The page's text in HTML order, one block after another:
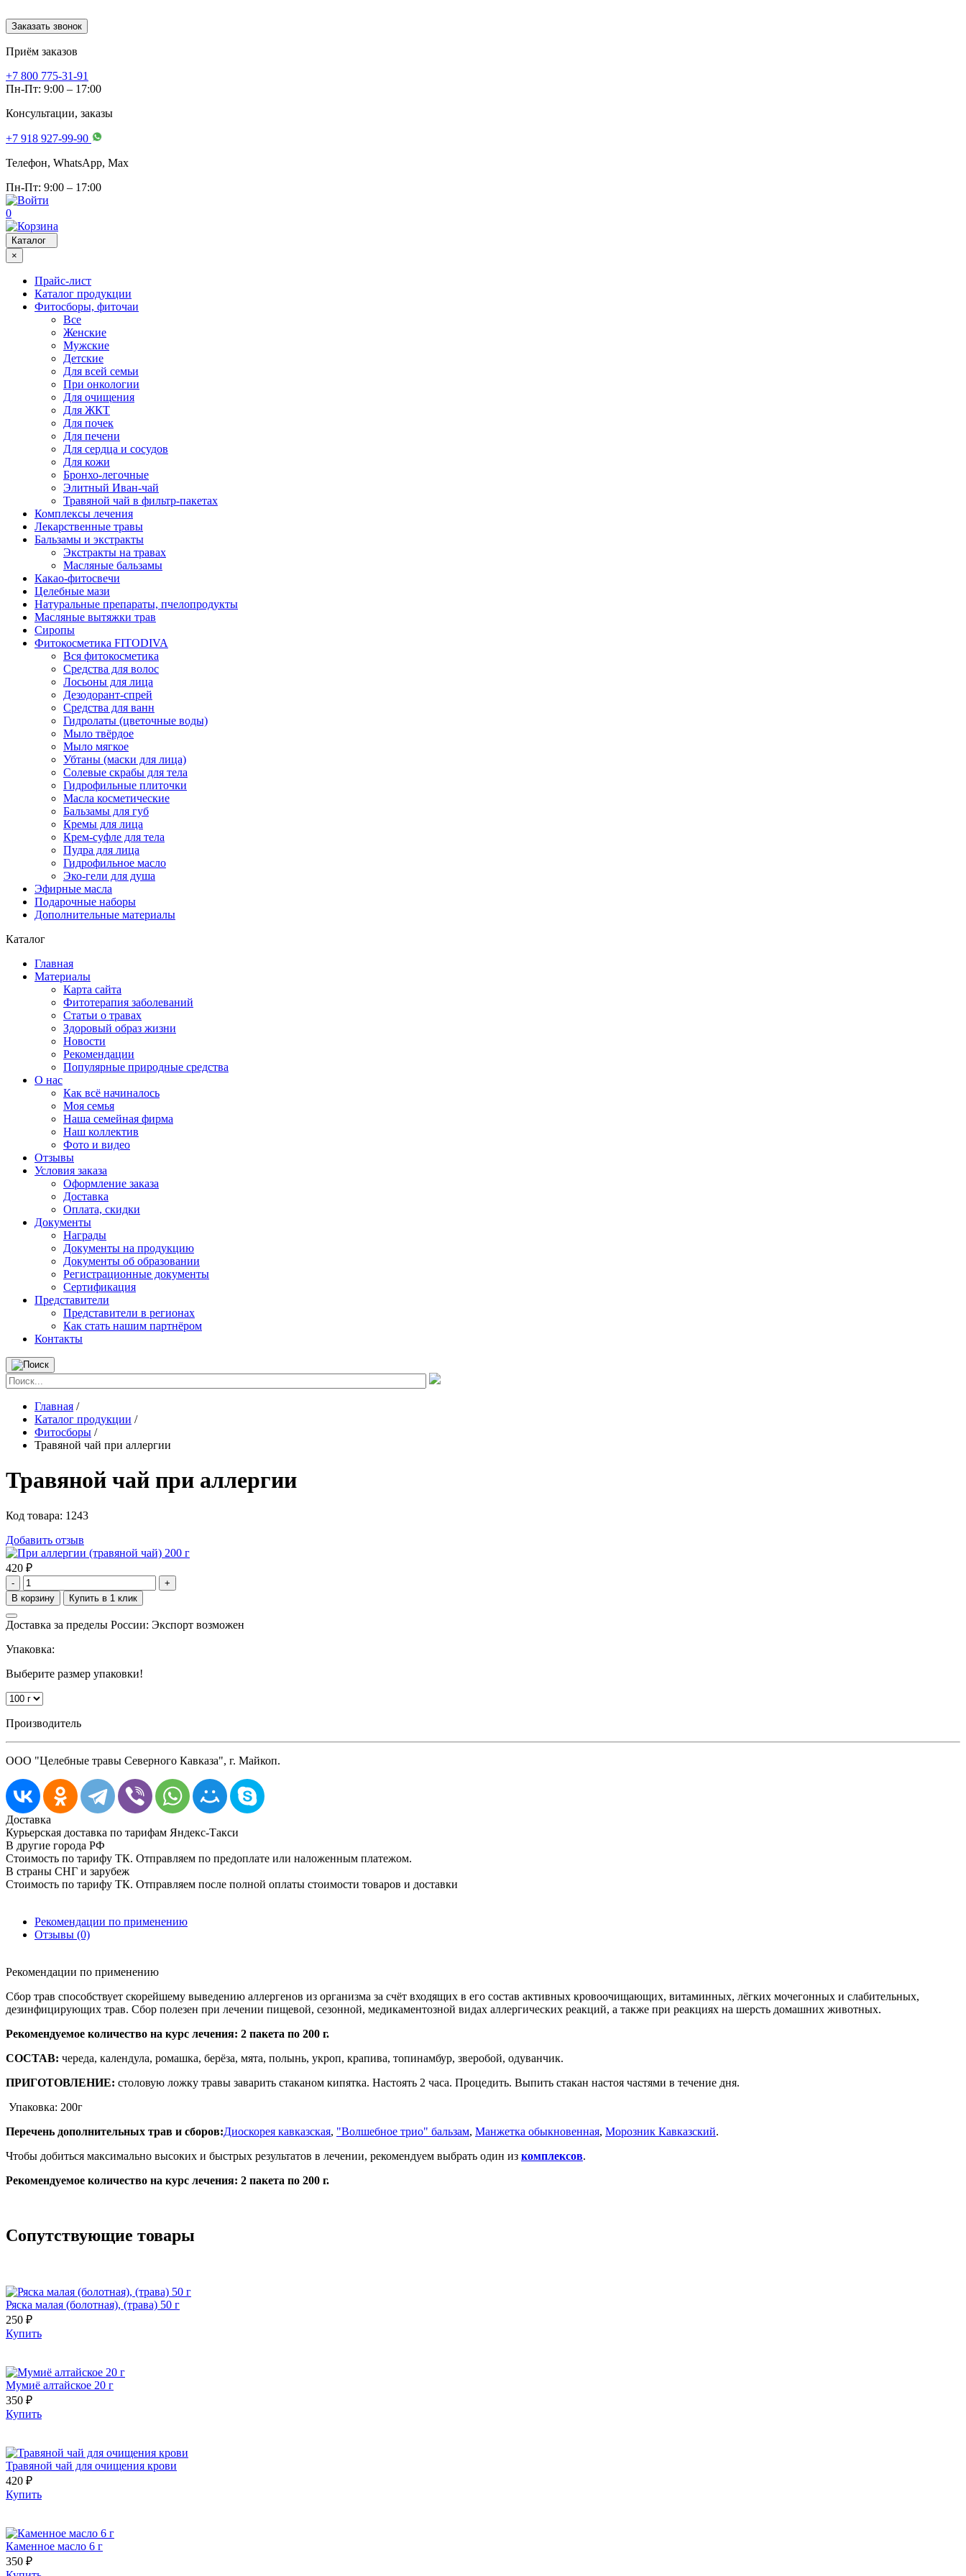
Заказать звонок
Приём заказов
+7 800 775-31-91
Пн-Пт: 9:00 – 17:00
Консультации, заказы
+7 918 927-99-90
Телефон, WhatsApp, Мах
Пн-Пт: 9:00 – 17:00
0
Каталог
×
Прайс-лист
Каталог продукции
Фитосборы, фиточаи
Все
Женские
Мужские
Детские
Для всей семьи
При онкологии
Для очищения
Для ЖКТ
Для почек
Для печени
Для сердца и сосудов
Для кожи
Бронхо-легочные
Элитный Иван-чай
Травяной чай в фильтр-пакетах
Комплексы лечения
Лекарственные травы
Бальзамы и экстракты
Экстракты на травах
Масляные бальзамы
Какао-фитосвечи
Целебные мази
Натуральные препараты, пчелопродукты
Масляные вытяжки трав
Сиропы
Фитокосметика FITODIVA
Вся фитокосметика
Средства для волос
Лосьоны для лица
Дезодорант-спрей
Средства для ванн
Гидролаты (цветочные воды)
Мыло твёрдое
Мыло мягкое
Убтаны (маски для лица)
Солевые скрабы для тела
Гидрофильные плиточки
Масла косметические
Бальзамы для губ
Кремы для лица
Крем-суфле для тела
Пудра для лица
Гидрофильное масло
Эко-гели для душа
Эфирные масла
Подарочные наборы
Дополнительные материалы
Каталог
Главная
Материалы
Карта сайта
Фитотерапия заболеваний
Статьи о травах
Здоровый образ жизни
Новости
Рекомендации
Популярные природные средства
О нас
Как всё начиналось
Моя семья
Наша семейная фирма
Наш коллектив
Фото и видео
Отзывы
Условия заказа
Оформление заказа
Доставка
Оплата, скидки
Документы
Награды
Документы на продукцию
Документы об образовании
Регистрационные документы
Сертификация
Представители
Представители в регионах
Как стать нашим партнёром
Контакты
Главная /
Каталог продукции /
Фитосборы /
Травяной чай при аллергии
Травяной чай при аллергии
Код товара: 1243
Добавить отзыв
420 ₽
- +
Доставка за пределы России: Экспорт возможен
Упаковка:
Выберите размер упаковки!
Производитель
ООО "Целебные травы Северного Кавказа", г. Майкоп.
Доставка
Курьерская доставка по тарифам Яндекс-Такси
В другие города РФ
Стоимость по тарифу ТК. Отправляем по предоплате или наложенным платежом.
В страны СНГ и зарубеж
Стоимость по тарифу ТК. Отправляем после полной оплаты стоимости товаров и доставки
Рекомендации по применению
Отзывы (0)
Рекомендации по применению
Сбор трав способствует скорейшему выведению аллергенов из организма за счёт входящих в его состав активных кровоочищающих, витаминных, лёгких мочегонных и слабительных,
дезинфицирующих трав. Сбор полезен при лечении пищевой, сезонной, медикаментозной видах аллергических реакций, а также при реакциях на шерсть домашних животных.
Рекомендуемое количество на курс лечения: 2 пакета по 200 г.
СОСТАВ: череда, календула, ромашка, берёза, мята, полынь, укроп, крапива, топинамбур, зверобой, одуванчик.
ПРИГОТОВЛЕНИЕ: столовую ложку травы заварить стаканом кипятка. Настоять 2 часа. Процедить. Выпить стакан настоя частями в течение дня.
Упаковка: 200г
Перечень дополнительных трав и сборов:Диоскорея кавказская, "Волшебное трио" бальзам, Манжетка обыкновенная, Морозник Кавказский.
Чтобы добиться максимально высоких и быстрых результатов в лечении, рекомендуем выбрать один из комплексов.
Рекомендуемое количество на курс лечения: 2 пакета по 200 г.
Сопутствующие товары
Ряска малая (болотная), (трава) 50 г
250 ₽
Купить
Мумиё алтайское 20 г
350 ₽
Купить
Травяной чай для очищения крови
420 ₽
Купить
Каменное масло 6 г
350 ₽